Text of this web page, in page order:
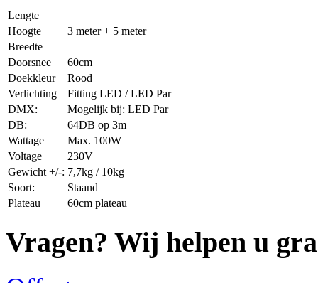
Lengte
Hoogte
3 meter + 5 meter
Breedte
Doorsnee
60cm
Doekkleur
Rood
Verlichting
Fitting LED / LED Par
DMX:
Mogelijk bij: LED Par
DB:
64DB op 3m
Wattage
Max. 100W
Voltage
230V
Gewicht +/-: 7,7kg / 10kg
Soort:
Staand
Plateau
60cm plateau
Vragen? Wij helpen u